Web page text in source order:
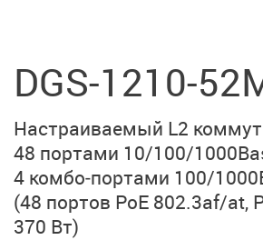
DGS-1210-
Настраиваемый L2
48 портами 10/100/
4 комбо‑портами 100/
(48 портов PoE 802.3af/at,
370 Вт)